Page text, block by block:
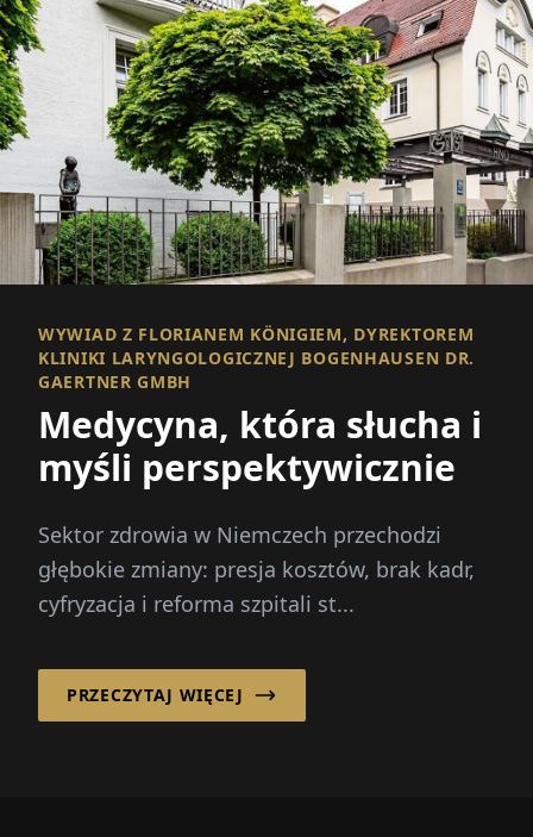
WYWIAD Z FLORIANEM KÖNIGIEM, DYREKTOREM
KLINIKI LARYNGOLOGICZNEJ BOGENHAUSEN DR.
GAERTNER GMBH
Medycyna, która słucha i
myśli perspektywicznie
Sektor zdrowia w Niemczech przechodzi
głębokie zmiany: presja kosztów, brak kadr,
cyfryzacja i reforma szpitali st...
PRZECZYTAJ WIĘCEJ